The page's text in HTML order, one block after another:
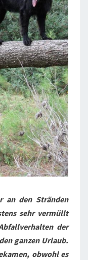
an den Stränden
sehr vermüllt
der
ganzen Urlaub.
obwohl es